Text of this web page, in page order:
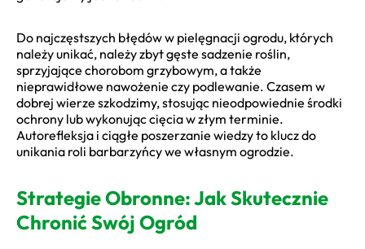
Do najczęstszych błędów w pielęgnacji ogrodu, których
należy unikać, należy zbyt gęste sadzenie roślin,
sprzyjające chorobom grzybowym, a także
nieprawidłowe nawożenie czy podlewanie. Czasem w
dobrej wierze szkodzimy, stosując nieodpowiednie środki
ochrony lub wykonując cięcia w złym terminie.
Autorefleksja i ciągłe poszerzanie wiedzy to klucz do
unikania roli barbarzyńcy we własnym ogrodzie.
Strategie Obronne: Jak Skutecznie
Chronić Swój Ogród